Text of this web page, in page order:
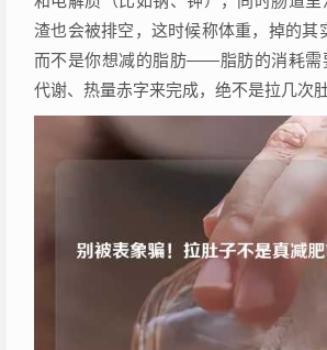
渣也会被排空，这时候称体重，掉的其
而不是你想减的脂肪——脂肪的消耗需
代谢、热量赤字来完成，绝不是拉几次肚